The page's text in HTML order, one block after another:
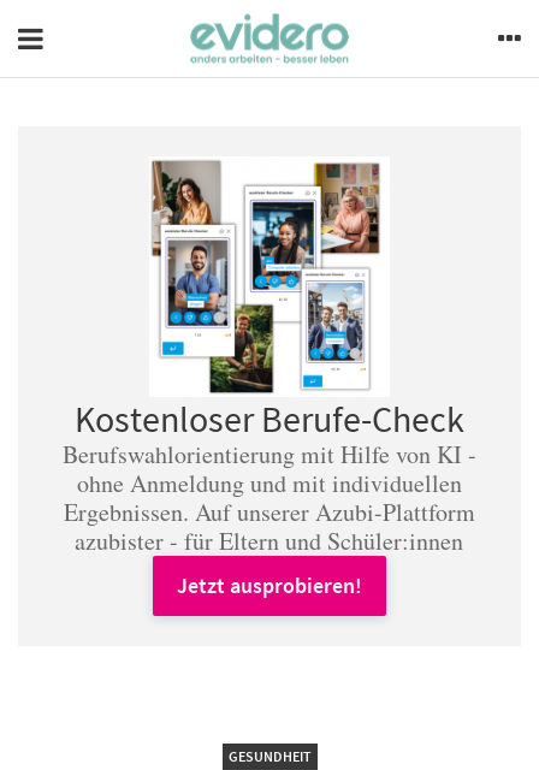
Kostenloser Berufe-Check
Berufswahlorientierung mit Hilfe von KI -
ohne Anmeldung und mit individuellen
Ergebnissen. Auf unserer Azubi-Plattform
azubister - für Eltern und Schüler:innen
Jetzt ausprobieren!
GESUNDHEIT